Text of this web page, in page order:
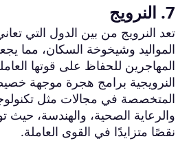
7. النرويج
تعد النرويج من بين الدول التي
المواليد وشيخوخة السكان، مما
المهاجرين للحفاظ على قوتها
النرويجية برامج هجرة موجهة
المتخصصة في مجالات مثل
والرعاية الصحية، والهندسة، حيث
نقصًا متزايدًا في القوى العاملة.